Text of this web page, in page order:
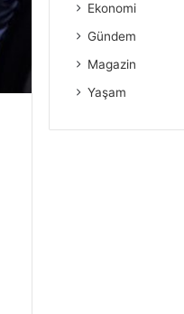
Ekonomi
Gündem
Magazin
Yaşam